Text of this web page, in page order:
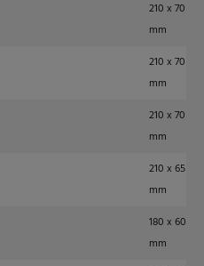
210 x 70
mm
210 x 70
mm
210 x 70
mm
210 x 65
mm
180 x 60
mm